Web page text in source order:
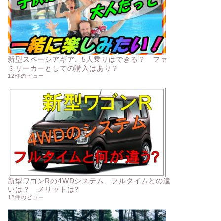
新型スペーシアギア、5人乗りはできる？ ファ
ミリーカーとしての購入はあり？
12件のビュー
新型ワゴンRの4WDシステム、フルタイムとの違
いは？ メリットは?
12件のビュー